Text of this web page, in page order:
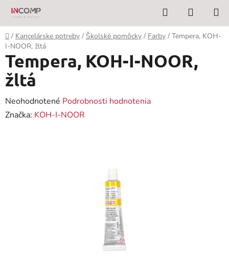
Prejsť
obsah
Hľadať
KOŠÍK
Domov
/ Kancelárske potreby / Školské pomôcky / Farby / Tempera, KOH-
I-NOOR, žltá
Tempera, KOH-I-NOOR,
žltá
Priemerné
hodnotenie
Neohodnotené Podrobnosti hodnotenia
Značka: KOH-I-NOOR